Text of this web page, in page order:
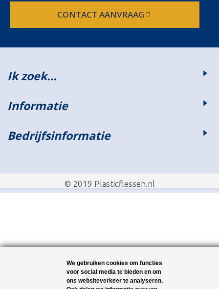
CONTACT AANVRAAG
Ik zoek…
Informatie
Bedrijfsinformatie
© 2019 Plasticflessen.nl
We gebruiken cookies om functies
voor social media te bieden en om
ons websiteverkeer te analyseren.